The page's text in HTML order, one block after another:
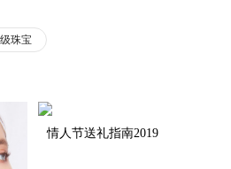
珠宝
情人节送礼指南2019